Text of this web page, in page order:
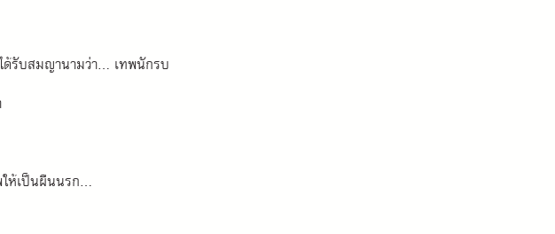
ด้รับสมญานามว่า... เทพนักรบ
ห้เป็นผืนนรก...